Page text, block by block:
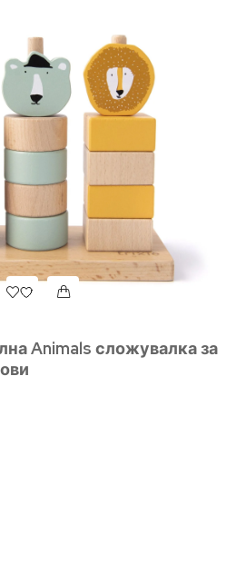
Animals сложувалка за